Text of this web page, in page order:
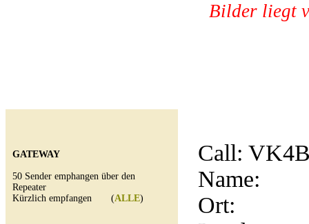
Bilder liegt
GATEWAY
50 Sender emphangen über den
Repeater
Kürzlich empfangen (ALLE)
Call:
Name:
Ort: